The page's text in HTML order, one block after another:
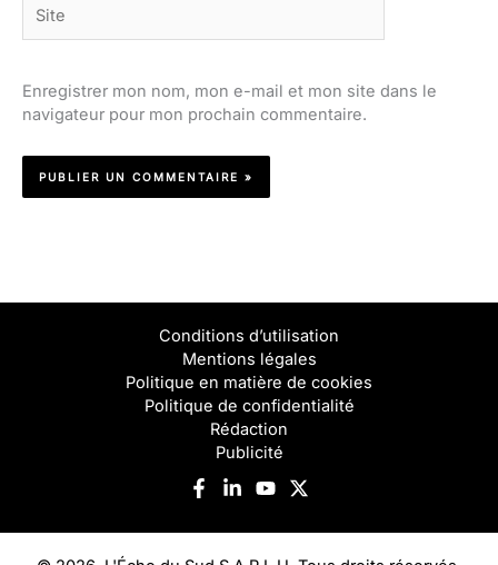
Enregistrer mon nom, mon e-mail et mon site dans le
navigateur pour mon prochain commentaire.
Conditions d’utilisation
Mentions légales
Politique en matière de cookies
Politique de confidentialité
Rédaction
Publicité